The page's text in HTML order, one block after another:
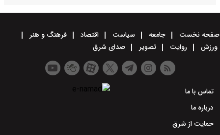
صفحه نخست جامعه سیاست اقتصاد
فرهنگ و هنر
ورزش
روایت تصویر صدای شرق
تماس با ما
درباره ما
حمایت از شرق